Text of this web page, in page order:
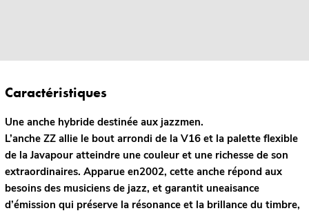
Caractéristiques
Une anche hybride destinée aux jazzmen.
L’anche ZZ allie le bout arrondi de la V16 et la palette flexible
de la Javapour atteindre une couleur et une richesse de son
extraordinaires. Apparue en2002, cette anche répond aux
besoins des musiciens de jazz, et garantit uneaisance
d’émission qui préserve la résonance et la brillance du timbre,